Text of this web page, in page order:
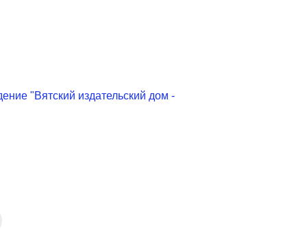
"Вятский издательский дом -